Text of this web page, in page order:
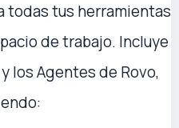
todas tus herramientas
de trabajo. Incluye
los Agentes de Rovo,